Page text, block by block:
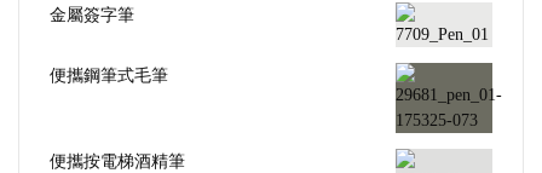
金屬簽字筆
便攜鋼筆式毛筆
便攜按電梯酒精筆